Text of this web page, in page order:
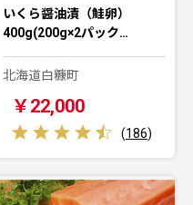
いくら醤油漬（鮭卵）
400g(200g×2パック…
北海道白糠町
￥22,000
(186)